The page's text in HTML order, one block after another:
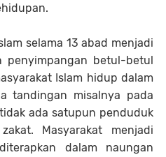
selama 13 abad menjadi
penyimpangan betul-betul
Islam hidup dalam
tandingan misalnya pada
ada satupun penduduk
Masyarakat menjadi
dalam naungan